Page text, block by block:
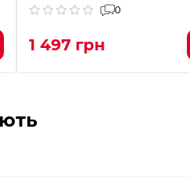
0
1 497 грн